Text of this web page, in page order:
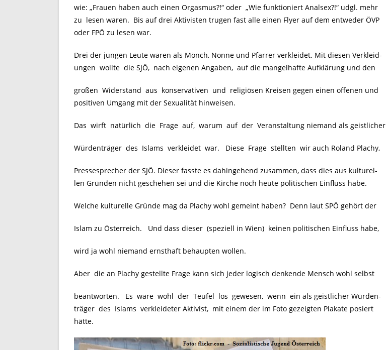
wie: „Frauen haben auch einen Orgasmus?!“ oder „Wie funktioniert Analsex?!“ udgl. mehr
zu lesen waren. Bis auf drei Aktivisten trugen fast alle einen Flyer auf dem entweder ÖVP
oder FPÖ zu lesen war.
Drei der jungen Leute waren als Mönch, Nonne und Pfarrer verkleidet. Mit diesen Verkleid-
ungen wollte die SJÖ, nach eigenen Angaben, auf die mangelhafte Aufklärung und den
großen Widerstand aus konservativen und religiösen Kreisen gegen einen offenen und
positiven Umgang mit der Sexualität hinweisen.
Das wirft natürlich die Frage auf, warum auf der Veranstaltung niemand als geistlicher
Würdenträger des Islams verkleidet war. Diese Frage stellten wir auch Roland Plachy,
Pressesprecher der SJÖ. Dieser fasste es dahingehend zusammen, dass dies aus kulturel-
len Gründen nicht geschehen sei und die Kirche noch heute politischen Einfluss habe.
Welche kulturelle Gründe mag da Plachy wohl gemeint haben? Denn laut SPÖ gehört der
Islam zu Österreich. Und dass dieser (speziell in Wien) keinen politischen Einfluss habe,
wird ja wohl niemand ernsthaft behaupten wollen.
Aber die an Plachy gestellte Frage kann sich jeder logisch denkende Mensch wohl selbst
beantworten. Es wäre wohl der Teufel los gewesen, wenn ein als geistlicher Würden-
träger des Islams verkleideter Aktivist, mit einem der im Foto gezeigten Plakate posiert
hätte.